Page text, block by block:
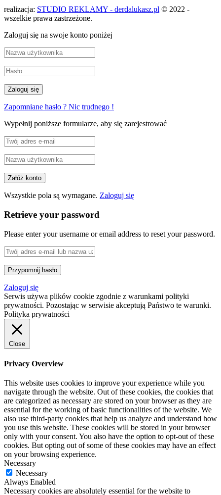
realizacja: STUDIO REKLAMY - derdalukasz.pl © 2022 -
wszelkie prawa zastrzeżone.
Zaloguj się na swoje konto poniżej
Zapomniane hasło ? Nic trudnego !
Wypełnij poniższe formularze, aby się zarejestrować
Wszystkie pola są wymagane. Zaloguj się
Retrieve your password
Please enter your username or email address to reset your password.
Zaloguj się
Serwis używa plików cookie zgodnie z warunkami polityki
prywatności. Pozostając w serwisie akceptują Państwo te warunki.
Polityka prywatności
Close
Privacy Overview
This website uses cookies to improve your experience while you
navigate through the website. Out of these cookies, the cookies that
are categorized as necessary are stored on your browser as they are
essential for the working of basic functionalities of the website. We
also use third-party cookies that help us analyze and understand how
you use this website. These cookies will be stored in your browser
only with your consent. You also have the option to opt-out of these
cookies. But opting out of some of these cookies may have an effect
on your browsing experience.
Necessary
Necessary
Always Enabled
Necessary cookies are absolutely essential for the website to